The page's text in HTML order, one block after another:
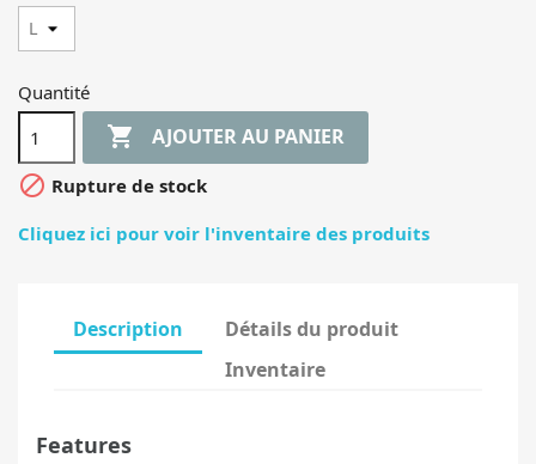
Quantité
 AJOUTER AU PANIER
 Rupture de stock
Cliquez ici pour voir l'inventaire des produits
Description
Détails du produit
Inventaire
Features